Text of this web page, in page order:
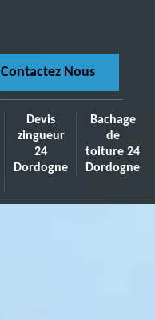
Contactez Nous
Devis
zingueur
24
Dordogne
Bachage
de
toiture 24
Dordogne